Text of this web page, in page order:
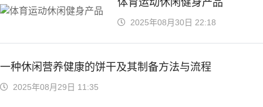
体育运动休闲健身产品
2025年08月30日 22:18
一种休闲营养健康的饼干及其制备方法与流程
2025年08月29日 11:35